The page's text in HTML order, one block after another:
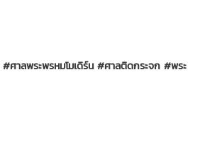
#ศาลพระพรหมโมเดิร์น #ศาลติดกระจก #พระ